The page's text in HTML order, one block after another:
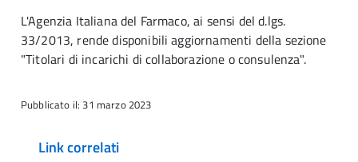
L'Agenzia Italiana del Farmaco, ai sensi del d.lgs.
33/2013, rende disponibili aggiornamenti della sezione
"Titolari di incarichi di collaborazione o consulenza".
Pubblicato il: 31 marzo 2023
Link correlati